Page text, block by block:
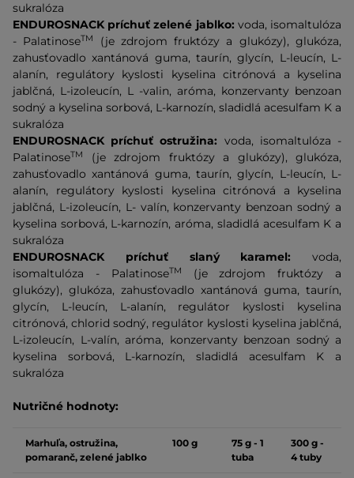
sukralóza
ENDUROSNACK príchuť zelené jablko: voda, isomaltulóza
- PalatinoseTM
(je zdrojom fruktózy a glukózy), glukóza,
zahusťovadlo xantánová guma, taurín, glycín, L-leucín, L-
alanín, regulátory kyslosti kyselina citrónová a kyselina
jablčná, L-izoleucín, L -valin, aróma, konzervanty benzoan
sodný a kyselina sorbová, L-karnozín, sladidlá acesulfam K a
sukralóza
ENDUROSNACK príchuť ostružina: voda, isomaltulóza -
PalatinoseTM
(je zdrojom fruktózy a glukózy), glukóza,
zahusťovadlo xantánová guma, taurín, glycín, L-leucín, L-
alanín, regulátory kyslosti kyselina citrónová a kyselina
jablčná, L-izoleucín, L- valín, konzervanty benzoan sodný a
kyselina sorbová, L-karnozín, aróma, sladidlá acesulfam K a
sukralóza
ENDUROSNACK príchuť slaný karamel: voda,
isomaltulóza - PalatinoseTM
(je zdrojom fruktózy a
glukózy), glukóza, zahusťovadlo xantánová guma, taurín,
glycín, L-leucín, L-alanín, regulátor kyslosti kyselina
citrónová, chlorid sodný, regulátor kyslosti kyselina jablčná,
L-izoleucín, L-valín, aróma, konzervanty benzoan sodný a
kyselina sorbová, L-karnozín, sladidlá acesulfam K a
sukralóza
Nutričné hodnoty:
Marhuľa, ostružina,
pomaranč, zelené jablko
100 g
75 g - 1
tuba
300 g -
4 tuby